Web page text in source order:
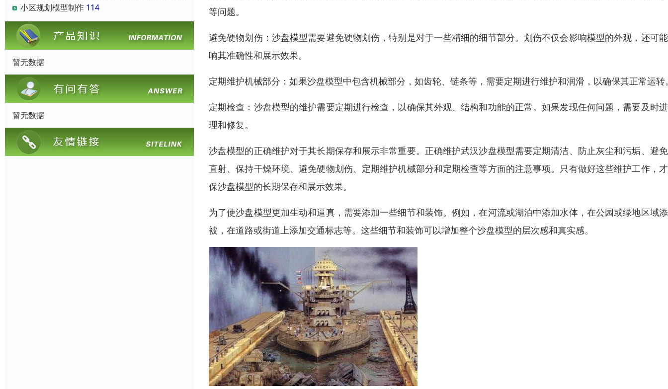
小区规划模型制作 114
暂无数据
暂无数据
等问题。
避免硬物划伤：沙盘模型需要避免硬物划伤，特别是对于一些精细的细节部分。划伤不仅会影响模型的外观，还可
响其准确性和展示效果。
定期维护机械部分：如果沙盘模型中包含机械部分，如齿轮、链条等，需要定期进行维护和润滑，以确保其正常运转
定期检查：沙盘模型的维护需要定期进行检查，以确保其外观、结构和功能的正常。如果发现任何问题，需要及时
理和修复。
沙盘模型的正确维护对于其长期保存和展示非常重要。正确维护武汉沙盘模型需要定期清洁、防止灰尘和污垢、避
直射、保持干燥环境、避免硬物划伤、定期维护机械部分和定期检查等方面的注意事项。只有做好这些维护工作，
保沙盘模型的长期保存和展示效果。
为了使沙盘模型更加生动和逼真，需要添加一些细节和装饰。例如，在河流或湖泊中添加水体，在公园或绿地区域
被，在道路或街道上添加交通标志等。这些细节和装饰可以增加整个沙盘模型的层次感和真实感。